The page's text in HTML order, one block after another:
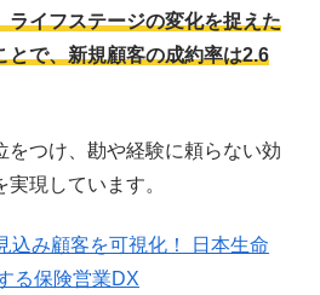
ライフステージの変化を捉えた
とで、新規顧客の成約率は2.6
をつけ、勘や経験に頼らない効
現しています。
込み顧客を可視化！ 日本生命
る保険営業DX